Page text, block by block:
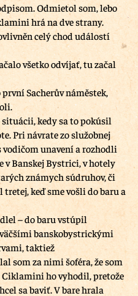
Odmietol som, lebo
hrá na dve strany.
celý chod událostí
všetko odvíjať, tu začal
Sacherův náměstek,
situácii, kedy sa to pokúsil
Pri návrate zo služobnej
vodičom unavení a rozhodli
v Banskej Bystrici, v hotely
známych súdruhov, či
tretej, keď sme vošli do baru a
– do baru vstúpil
banskobystrickými
taktiež
som za nimi šoféra, že som
Ciklamini ho vyhodil, pretože
sa baviť. V bare hrala